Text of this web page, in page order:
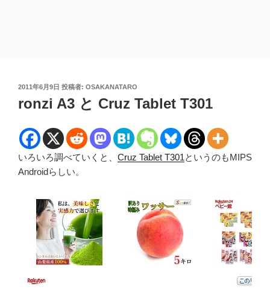
投
日:
2011年6月9日 投稿者: OSAKANATARO
ronzi A3 と Cruz Tablet T301
いろいろ調べていくと、 Cruz Tablet T301というのもMIPS
Androidらしい。